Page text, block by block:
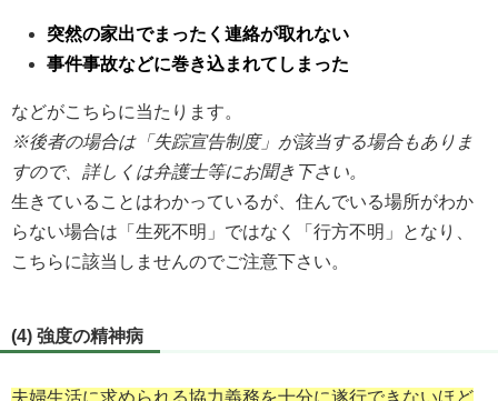
突然の家出でまったく連絡が取れない
事件事故などに巻き込まれてしまった
などがこちらに当たります。
※後者の場合は「失踪宣告制度」が該当する場合もありま
すので、詳しくは弁護士等にお聞き下さい。
生きていることはわかっているが、住んでいる場所がわか
らない場合は「生死不明」ではなく「行方不明」となり、
こちらに該当しませんのでご注意下さい。
(4) 強度の精神病
夫婦生活に求められる協力義務を十分に遂行できないほど